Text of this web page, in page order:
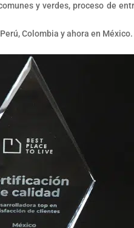
y verdes, proceso de
Colombia y ahora en México.